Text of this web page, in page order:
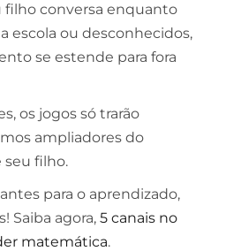
filho conversa enquanto
escola ou desconhecidos,
se estende para fora
os jogos só trarão
ampliadores do
seu filho.
para o aprendizado,
Saiba agora, 5 canais no
matemática.